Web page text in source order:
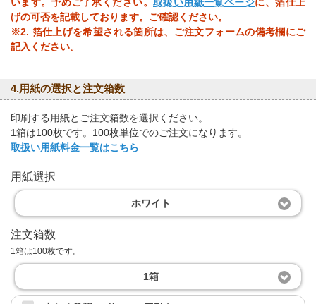
います。予めご了承ください。 取扱い用紙一覧ページに、箔仕上
げの可否を記載しております。ご確認ください。
※2. 箔仕上げを希望される箇所は、ご注文フォームの備考欄にご
記入ください。
4.用紙の選択と注文箱数
印刷する用紙とご注文箱数を選択ください。
1箱は100枚です。100枚単位でのご注文になります。
取扱い用紙料金一覧はこちら
用紙選択
ホワイト
注文箱数
1箱は100枚です。
1箱